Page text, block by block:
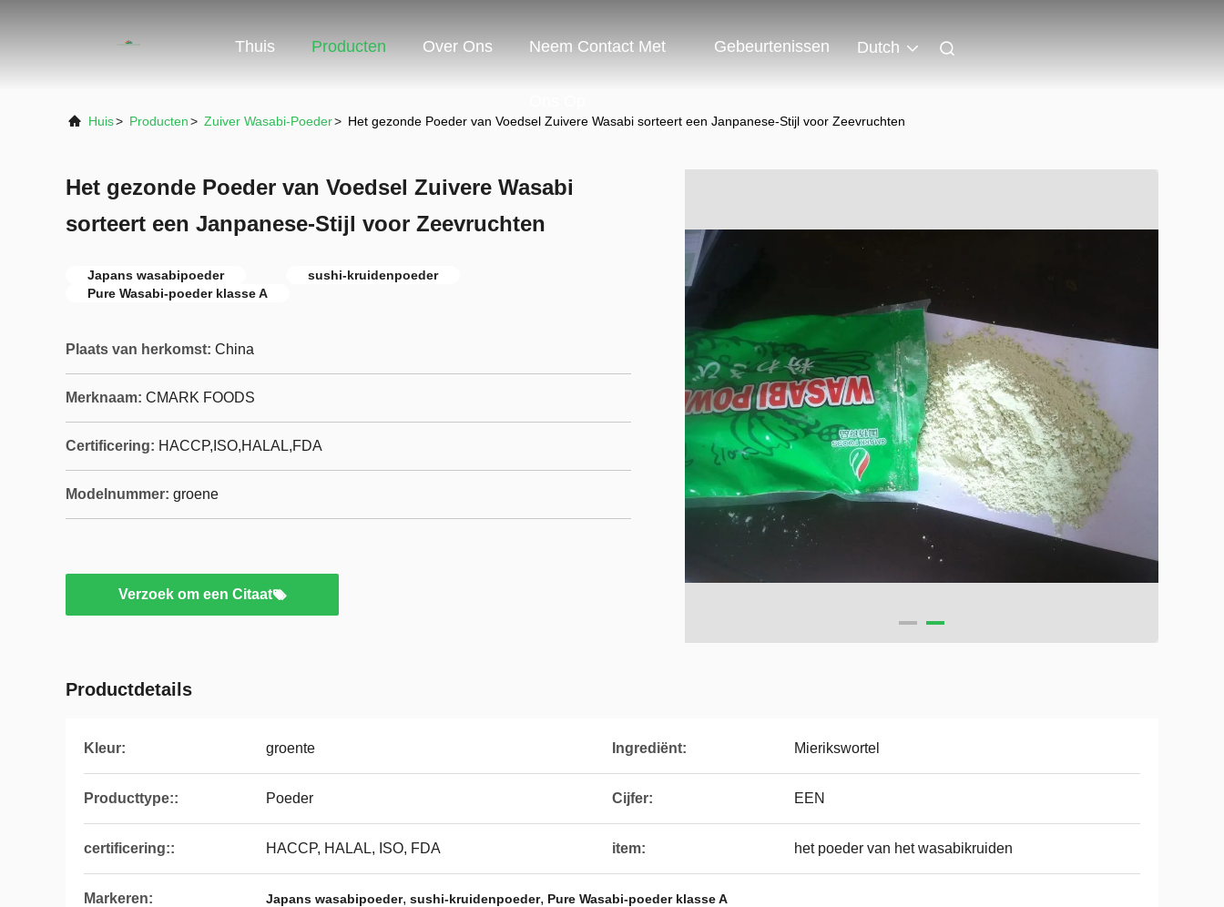
Thuis Producten Over Ons Neem Contact Met Gebeurtenissen Dutch
Huis> Producten> Zuiver Wasabi-Poeder> Het gezonde Poeder van Voedsel Zuivere Wasabi sorteert een Janpanese-Stijl voor Zeevruchten
Het gezonde Poeder van Voedsel Zuivere Wasabi
sorteert een Janpanese-Stijl voor Zeevruchten
Japans wasabipoeder
sushi-kruidenpoeder
Pure Wasabi-poeder klasse A
Plaats van herkomst: China
Merknaam: CMARK FOODS
Certificering: HACCP,ISO,HALAL,FDA
Modelnummer: groene
Verzoek om een Citaat
Productdetails
Kleur: groente Ingrediënt: Mierikswortel
Producttype:: Poeder Cijfer: EEN
certificering:: HACCP, HALAL, ISO, FDA item: het poeder van het wasabikruiden
Markeren: Japans wasabipoeder, sushi-kruidenpoeder, Pure Wasabi-poeder klasse A